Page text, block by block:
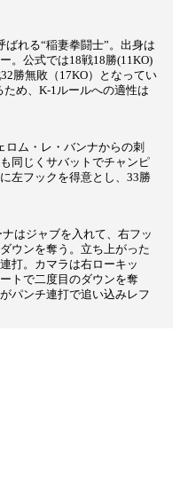
れる“稲妻拳闘士”。出身は
。公式では18戦18勝(11KO)
勝無敗（17KO）となってい
め、K-1ルールへの適性は
ム・レ・バンナからの刺
同じくサバットでチャンピ
左フックを得意とし、33勝
はジャブを入れて、右フッ
ウンを奪う。立ち上がった
打。カマラは右ローキッ
トで二度目のダウンを奪
パンチ連打で追い込みレフ